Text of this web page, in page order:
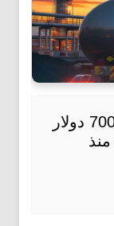
أسعار الغاز في أوروبا تتجاوز 700 دولار